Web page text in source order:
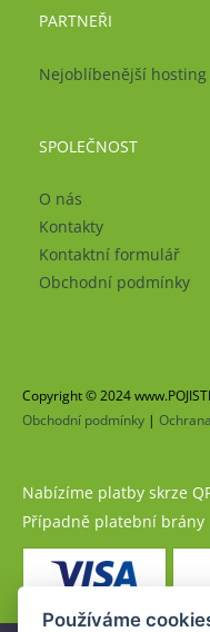
PARTNEŘI
Nejoblíbenější hosting
SPOLEČNOST
O nás
Kontakty
Kontaktní formulář
Obchodní podmínky
Copyright © 2024
Obchodní podmínky |
Nabízíme platby skrze
Případně platební
Používáme